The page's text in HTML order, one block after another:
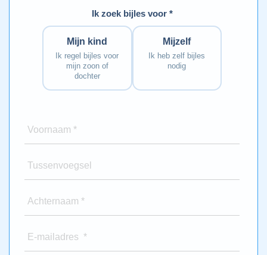
Ik zoek bijles voor *
Mijn kind
Ik regel bijles voor
mijn zoon of
dochter
Mijzelf
Ik heb zelf bijles
nodig
Voornaam *
Tussenvoegsel
Achternaam *
E-mailadres *